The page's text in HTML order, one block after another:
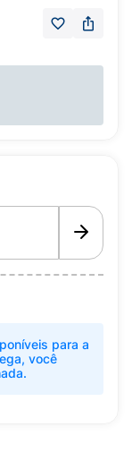
para a
você